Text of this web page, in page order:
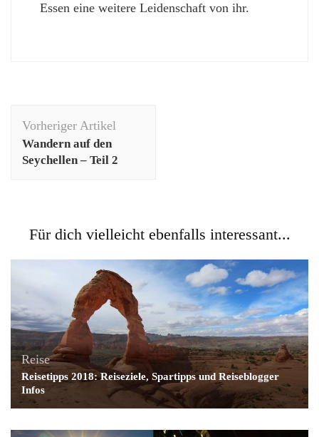
Essen eine weitere Leidenschaft von ihr.
Vorheriger Artikel
Wandern auf den
Seychellen – Teil 2
Für dich vielleicht ebenfalls interessant...
Reise
Reisetipps 2018: Reiseziele, Spartipps und Reiseblogger
Infos